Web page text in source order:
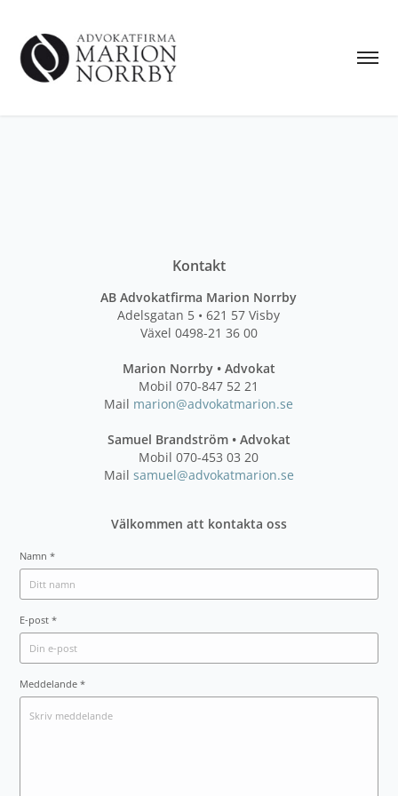
Kontakt
AB Advokatfirma Marion Norrby
Adelsgatan 5 • 621 57 Visby
Växel 0498-21 36 00
Marion Norrby • Advokat
Mobil 070-847 52 21
Mail marion@advokatmarion.se
Samuel Brandström • Advokat
Mobil 070-453 03 20
Mail samuel@advokatmarion.se
Välkommen att kontakta oss
Namn *
E-post *
Meddelande *